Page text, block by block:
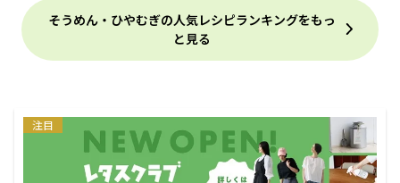
そうめん・ひやむぎの人気レシピランキングをもっ
と見る
注目